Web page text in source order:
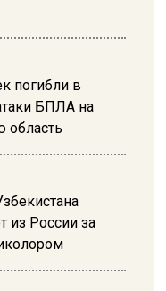
погибли в
БПЛА на
область
из России за